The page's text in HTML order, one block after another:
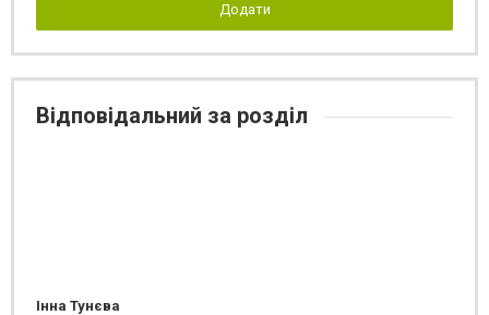
Додати
Відповідальний за розділ
Інна Тунєва